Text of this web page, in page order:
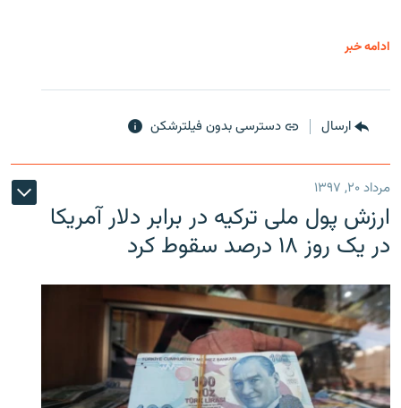
ادامه خبر
ارسال دسترسی بدون فیلترشکن
مرداد ۲۰, ۱۳۹۷
ارزش پول ملی ترکیه در برابر دلار آمریکا
در یک روز ۱۸ درصد سقوط کرد